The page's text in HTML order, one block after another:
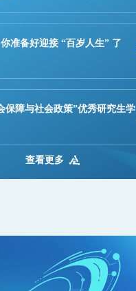
查看更多
准备好迎接 “百岁人生” 了
保障与社会政策”优秀研究生学